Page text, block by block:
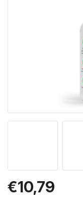
€10,79